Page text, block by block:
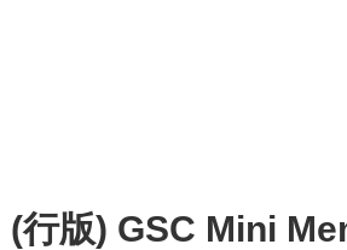
(行版) GSC Mini